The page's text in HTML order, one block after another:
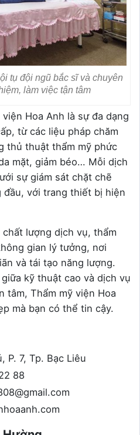
tụ đội ngũ bắc sĩ và chuyên
làm việc tận tâm
Hoa Anh là sự đa dạng
từ các liệu pháp chăm
thủ thuật thẩm mỹ phức
mặt, giảm béo… Mỗi dịch
sự giám sát chặt chẽ
đầu, với trang thiết bị hiện
lượng dịch vụ, thẩm
gian lý tưởng, nơi
và tái tạo năng lượng.
kỹ thuật cao và dịch vụ
tâm, Thẩm mỹ viện Hoa
mà bạn có thể tin cậy.
P. 7, Tp. Bạc Liêu
88